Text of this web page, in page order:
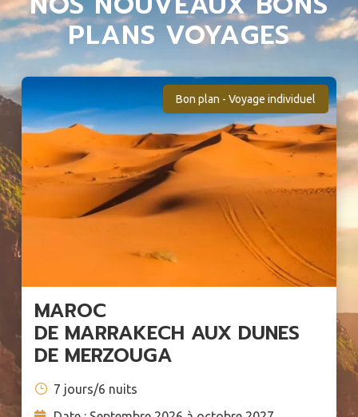
PLANS VOYAGES
Bon plan - Voyage individuel
MAROC
DE MARRAKECH AUX DUNES
DE MERZOUGA
7 jours/6 nuits